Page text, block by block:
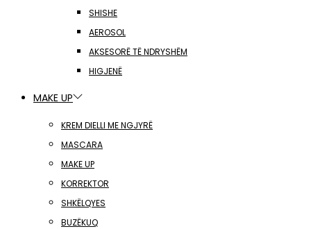
SHISHE
AEROSOL
AKSESORË TË NDRYSHËM
HIGJENË
MAKE UP
KREM DIELLI ME NGJYRË
MASCARA
MAKE UP
KORREKTOR
SHKËLQYES
BUZËKUQ